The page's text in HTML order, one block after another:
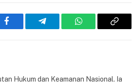
Facebook Telegram WhatsAppCopy
Hukum dan Keamanan Nasional. Ia